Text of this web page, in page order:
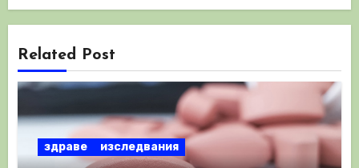
Related Post
здраве изследвания